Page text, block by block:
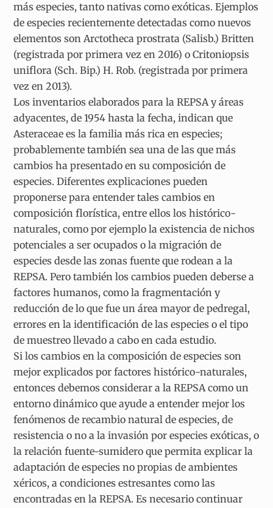
más especies, tanto nativas como exóticas. Ejemplos
de especies recientemente detectadas como nuevos
elementos son Arctotheca prostrata (Salisb.) Britten
(registrada por primera vez en 2016) o Critoniopsis
uniflora (Sch. Bip.) H. Rob. (registrada por primera
vez en 2013).
Los inventarios elaborados para la REPSA y áreas
adyacentes, de 1954 hasta la fecha, indican que
Asteraceae es la familia más rica en especies;
probablemente también sea una de las que más
cambios ha presentado en su composición de
especies. Diferentes explicaciones pueden
proponerse para entender tales cambios en
composición florística, entre ellos los histórico-
naturales, como por ejemplo la existencia de nichos
potenciales a ser ocupados o la migración de
especies desde las zonas fuente que rodean a la
REPSA. Pero también los cambios pueden deberse a
factores humanos, como la fragmentación y
reducción de lo que fue un área mayor de pedregal,
errores en la identificación de las especies o el tipo
de muestreo llevado a cabo en cada estudio.
Si los cambios en la composición de especies son
mejor explicados por factores histórico-naturales,
entonces debemos considerar a la REPSA como un
entorno dinámico que ayude a entender mejor los
fenómenos de recambio natural de especies, de
resistencia o no a la invasión por especies exóticas, o
la relación fuente-sumidero que permita explicar la
adaptación de especies no propias de ambientes
xéricos, a condiciones estresantes como las
encontradas en la REPSA. Es necesario continuar